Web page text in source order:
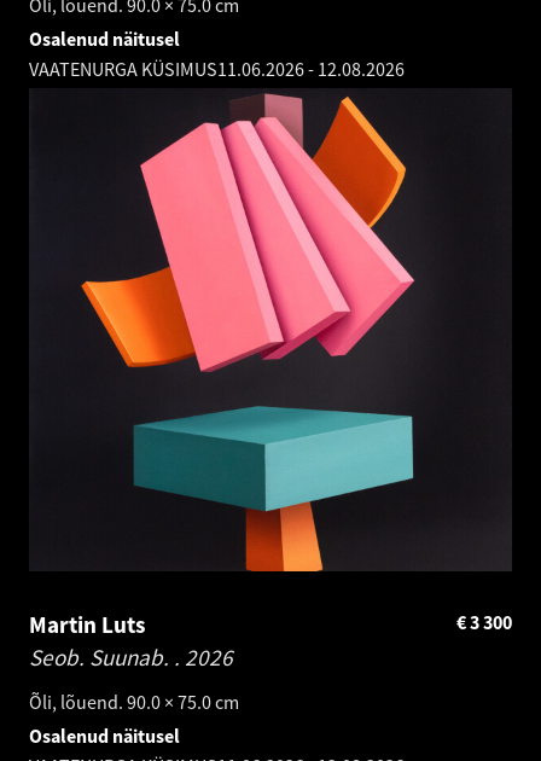
Õli, lõuend. 90.0 × 75.0 cm
Osalenud näitusel
VAATENURGA KÜSIMUS11.06.2026- 12.08.2026
Martin Luts
Seob. Suunab. . 2026
Õli, lõuend. 90.0 × 75.0 cm
3 300
€
Osalenud näitusel